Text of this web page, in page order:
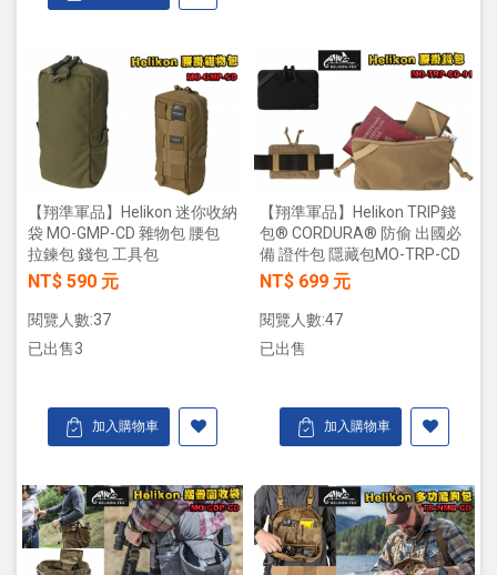
【翔準軍品】Helikon 迷你收納
袋 MO-GMP-CD 雜物包 腰包
拉鍊包 錢包 工具包
NT$ 590 元
閱覽人數:37
已出售3
加入購物車
【翔準軍品】Helikon TRIP錢
包® CORDURA® 防偷 出國必
備 證件包 隱藏包MO-TRP-CD
NT$ 699 元
閱覽人數:47
已出售
加入購物車